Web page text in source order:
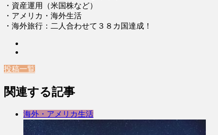
・資産運用（米国株など）
・アメリカ・海外生活
・海外旅行：二人合わせて３８カ国達成！
投稿一覧
関連する記事
海外・アメリカ生活